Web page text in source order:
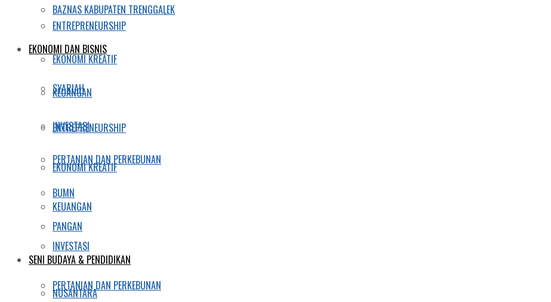
ENTREPRENEURSHIP
EKONOMI KREATIF
KEUANGAN
INVESTASI
PERTANIAN DAN PERKEBUNAN
BUMN
PANGAN
SENI BUDAYA & PENDIDIKAN
NUSANTARA
BAZNAS KABUPATEN TRENGGALEK
EKONOMI DAN BISNIS
SYARIAH
ENTREPRENEURSHIP
EKONOMI KREATIF
KEUANGAN
INVESTASI
PERTANIAN DAN PERKEBUNAN